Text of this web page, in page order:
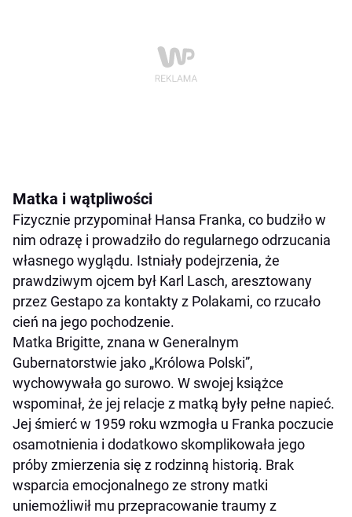
Matka i wątpliwości
Fizycznie przypominał Hansa Franka, co budziło w
nim odrazę i prowadziło do regularnego odrzucania
własnego wyglądu. Istniały podejrzenia, że
prawdziwym ojcem był Karl Lasch, aresztowany
przez Gestapo za kontakty z Polakami, co rzucało
cień na jego pochodzenie.
Matka Brigitte, znana w Generalnym
Gubernatorstwie jako „Królowa Polski”,
wychowywała go surowo. W swojej książce
wspominał, że jej relacje z matką były pełne napieć.
Jej śmierć w 1959 roku wzmogła u Franka poczucie
osamotnienia i dodatkowo skomplikowała jego
próby zmierzenia się z rodzinną historią. Brak
wsparcia emocjonalnego ze strony matki
uniemożliwił mu przepracowanie traumy z